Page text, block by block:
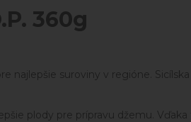
360g
najlepšie suroviny v regióne.
plody pre prípravu džemu. Vďaka